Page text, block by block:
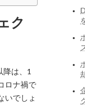
ク
は、1
ロナ禍で
いでしょ